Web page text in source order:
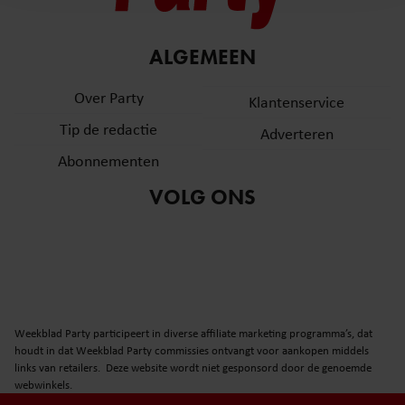
en om ons websiteverkeer te analyseren. Ook delen we
informatie over uw gebruik van onze site met onze
partners voor social media, adverteren en analyse. Deze
informatie die u aan ze heeft verstrekt of die ze hebben
gaat akkoord met onze cookies als u onze website blijft
gebruiken.
ALGEMEEN
Over Party
Tip de redactie
Abonnementen
Klantenservice
Adverteren
VOLG ONS
Weekblad Party participeert in diverse affiliate marketing programma’s, dat
houdt in dat Weekblad Party commissies ontvangt voor aankopen middels
links van retailers. Deze website wordt niet gesponsord door de genoemde
webwinkels.